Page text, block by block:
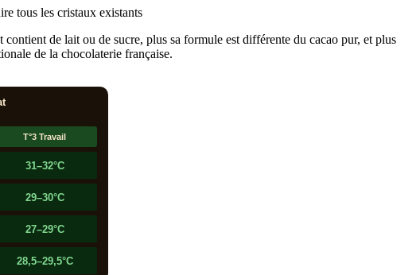
de lait ou de sucre, plus sa formule est différente du cacao pur, et plus
de la chocolaterie française.
T°3 Travail
31–32°C
29–30°C
27–29°C
28,5–29,5°C